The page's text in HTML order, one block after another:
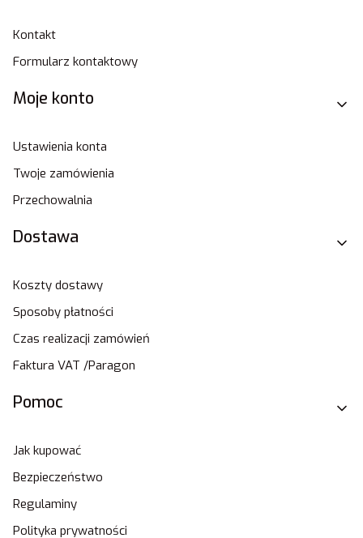
Kontakt
Formularz kontaktowy
Moje konto
Ustawienia konta
Twoje zamówienia
Przechowalnia
Dostawa
Koszty dostawy
Sposoby płatności
Czas realizacji zamówień
Faktura VAT /Paragon
Pomoc
Jak kupować
Bezpieczeństwo
Regulaminy
Polityka prywatności